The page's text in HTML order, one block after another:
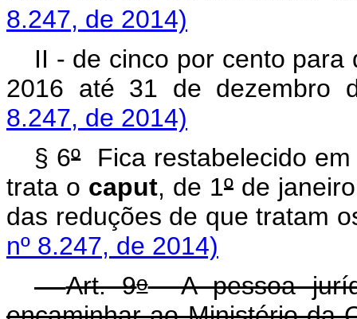
8.247, de 2014)
II - de cinco por cento
2016 até 31 de dezembro
8.247, de 2014)
§ 6ºFica restabelecido em
trata o caput, de 1º de
das reduções de que tratam
nº 8.247, de 2014)
Art. 9oA pessoa